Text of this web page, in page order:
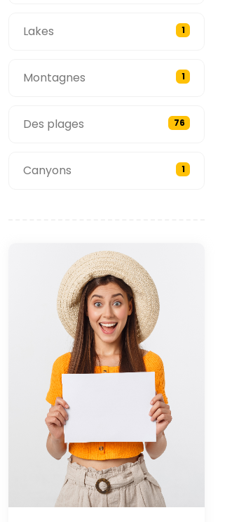
Lakes 1
Montagnes 1
Des plages 76
Canyons 1